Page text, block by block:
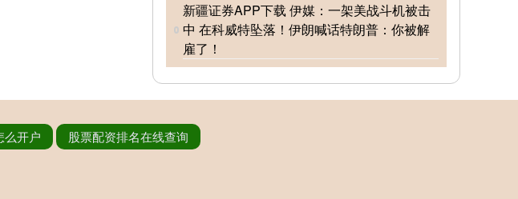
新疆证券APP下载 伊媒：一架美战斗机被击
中 在科威特坠落！伊朗喊话特朗普：你被解
雇了！
么开户 股票配资排名在线查询